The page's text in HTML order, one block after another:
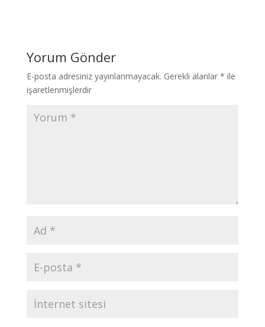
Yorum Gönder
E-posta adresiniz yayınlanmayacak. Gerekli alanlar * ile
işaretlenmişlerdir